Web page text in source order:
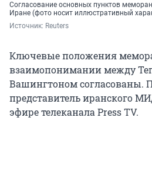
Согласование основных пунктов
Иране (фото носит иллюстративный
Источник: Reuters
Ключевые положения
взаимопонимании между
Вашингтоном согласованы.
представитель иранского
эфире телеканала Press TV.